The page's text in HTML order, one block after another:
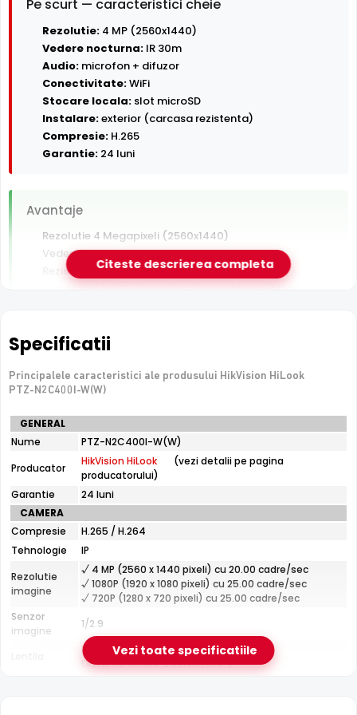
Pe scurt — caracteristici cheie
Rezolutie: 4 MP (2560x1440)
Vedere nocturna: IR 30m
Audio: microfon + difuzor
Conectivitate:WiFi
Stocare locala: slot microSD
Instalare:exterior (carcasa rezistenta)
Compresie: H.265
Garantie: 24 luni
Avantaje
Rezolutie 4 Megapixeli (2560x1440)
Vedere nocturna in infrarosu pana la 30 m
Rezistenta la exterior — ploaie, praf si inghet
Conectare Wi-Fi — instalare fara cablu de retea
aplicatie
De luat in calcul
locul montajului
e-Camere.ro recomanda acest produs pentru:
curtea si exteriorul casei.
HikVision HiLook PTZ-N2C400I-W(W) dispune de iluminare
Citeste descrierea completa
Specificatii
Principalele caracteristici ale produsului HikVision HiLook
PTZ-N2C400I-W(W)
Specificatii
tehnice
HikVision
HiLook
N2C400I-
W(W)
GENERAL
Nume
PTZ-N2C400I-W(W)
Producator
HikVision HiLook
(vezi detalii pe pagina
producatorului)
Garantie
24 luni
CAMERA
Compresie
H.265 / H.264
Tehnologie
IP
Rezolutie
imagine
√ 4 MP (2560 x 1440 pixeli) cu 20.00 cadre/sec
√ 1080P (1920 x 1080 pixeli) cu 25.00 cadre/sec
√ 720P (1280 x 720 pixeli) cu 25.00 cadre/sec
Senzor
imagine
1/2.9
Fixa
Distanta focala: 2.8 mm(91.0°)
Vezi toate specificatiile